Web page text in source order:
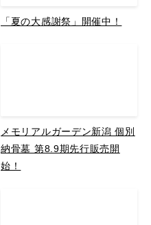
「夏の大感謝祭」開催中！
メモリアルガーデン新潟 個別
納骨墓 第8.9期先行販売開
始！